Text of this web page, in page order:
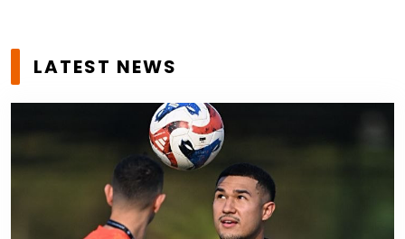
LATEST NEWS